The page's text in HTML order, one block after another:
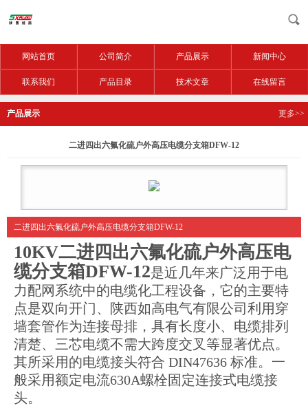
网站首页 公司简介 产品展示 新闻中心
联系我们 产品目录 技术文章 在线留言
产品展示 更多>>
二进四出六氟化硫户外高压电缆分支箱DFW-12
二进四出六氟化硫户外高压电缆分支箱DFW-12
10KV二进四出六氟化硫户外高压电
缆分支箱DFW-12是近几年来广泛用于电
力配网系统中的电缆化工程设备，它的主要特
点是双向开门、陕西如高电气有限公司利用穿
墙套管作为连接母排，具有长度小、电缆排列
清楚、三芯电缆不需大跨度交叉等显著优点。
其所采用的电缆接头符合 DIN47636 标准。一
般采用额定电流630A螺栓固定连接式电缆接
头。